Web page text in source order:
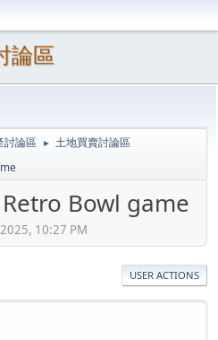
論區
討論區 ► 土地買賣討論區
Bowl game
10:27 PM
USER ACTIONS